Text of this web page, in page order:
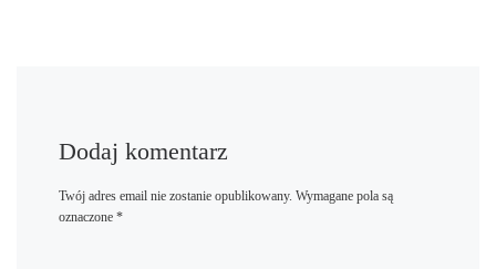
Dodaj komentarz
Twój adres email nie zostanie opublikowany. Wymagane pola są
oznaczone *